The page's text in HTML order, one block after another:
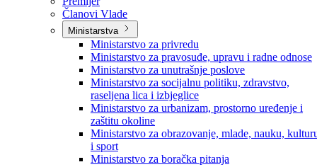
Vlada
Vlada BPK Goražde
Premijer
Članovi Vlade
Ministarstva
Ministarstvo za privredu
Ministarstvo za pravosuđe, upravu i radne odnose
Ministarstvo za unutrašnje poslove
Ministarstvo za socijalnu politiku, zdravstvo,
raseljena lica i izbjeglice
Ministarstvo za urbanizam, prostorno uređenje i
zaštitu okoline